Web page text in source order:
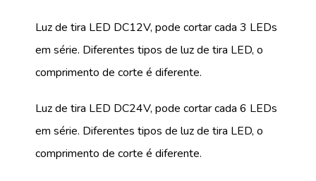
Luz de tira LED DC12V, pode cortar cada 3 LEDs
em série. Diferentes tipos de luz de tira LED, o
comprimento de corte é diferente.
Luz de tira LED DC24V, pode cortar cada 6 LEDs
em série. Diferentes tipos de luz de tira LED, o
comprimento de corte é diferente.